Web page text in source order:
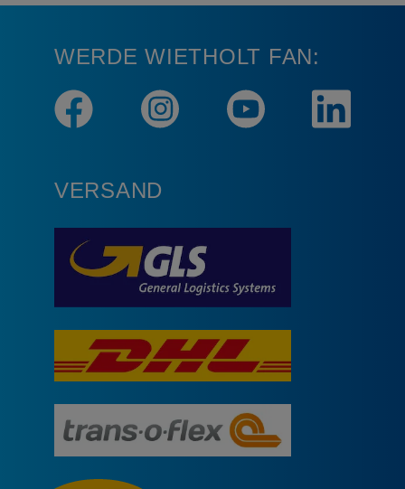
WERDE WIETHOLT FAN:
VERSAND